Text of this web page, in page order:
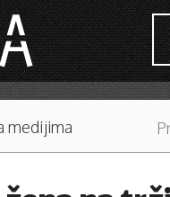
medijima